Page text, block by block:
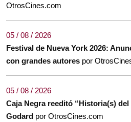
OtrosCines.com
05 / 08 / 2026
Festival de Nueva York 2026:
con grandes autores por
05 / 08 / 2026
Caja Negra reeditó “Historia(s)
Godard por OtrosCines.com